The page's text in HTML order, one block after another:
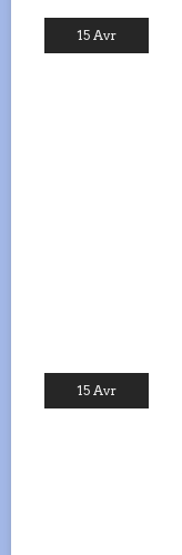
15 Avr
15 Avr